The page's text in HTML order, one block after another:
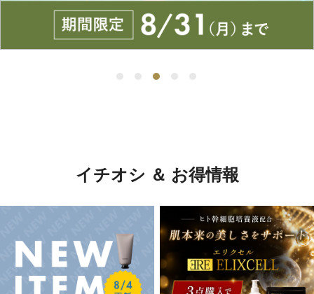
イチオシ ＆ お得情報